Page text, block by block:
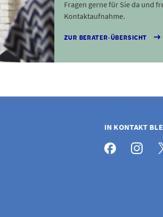
Fragen gerne für Sie da und
Kontaktaufnahme.
ZUR BERATER-ÜBERSICHT
IN KONTAKT